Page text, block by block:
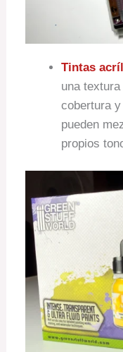
Tintas
una
cobertura
pueden
propios